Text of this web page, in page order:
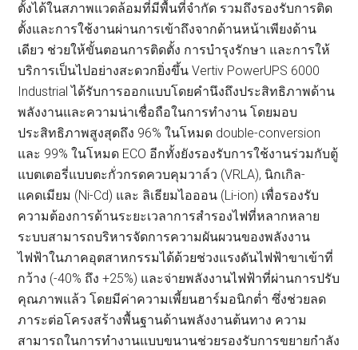
ตั้งได้ในสภาพแวดล้อมที่มีพื้นที่จำกัด รวมถึงรองรับการติด
ตั้งและการใช้งานผ่านการเข้าถึงจากด้านหน้าเพียงด้าน
เดียว ช่วยให้ขั้นตอนการติดตั้ง การบำรุงรักษา และการให้
บริการเป็นไปอย่างสะดวกยิ่งขึ้น Vertiv PowerUPS 6000
Industrial ได้รับการออกแบบโดยคำนึงถึงประสิทธิภาพด้าน
พลังงานและความน่าเชื่อถือในการทำงาน โดยมอบ
ประสิทธิภาพสูงสุดถึง 96% ในโหมด double-conversion
และ 99% ในโหมด ECO อีกทั้งยังรองรับการใช้งานร่วมกับตู้
แบตเตอรี่แบบตะกั่วกรดควบคุมวาล์ว (VRLA), นิกเกิล-
แคดเมียม (Ni-Cd) และ ลิเธียมไอออน (Li-ion) เพื่อรองรับ
ความต้องการด้านระยะเวลาการสำรองไฟที่หลากหลาย
ระบบสามารถบริหารจัดการความผันผวนของพลังงาน
ไฟฟ้าในภาคอุตสาหกรรมได้ด้วยช่วงแรงดันไฟฟ้าขาเข้าที่
กว้าง (-40% ถึง +25%) และจ่ายพลังงานไฟฟ้าที่ผ่านการปรับ
คุณภาพแล้ว โดยมีค่าความเพี้ยนฮาร์มอนิกต่ำ ซึ่งช่วยลด
ภาระต่อโครงสร้างพื้นฐานด้านพลังงานต้นทาง ความ
สามารถในการทำงานแบบขนานช่วยรองรับการขยายกำลัง